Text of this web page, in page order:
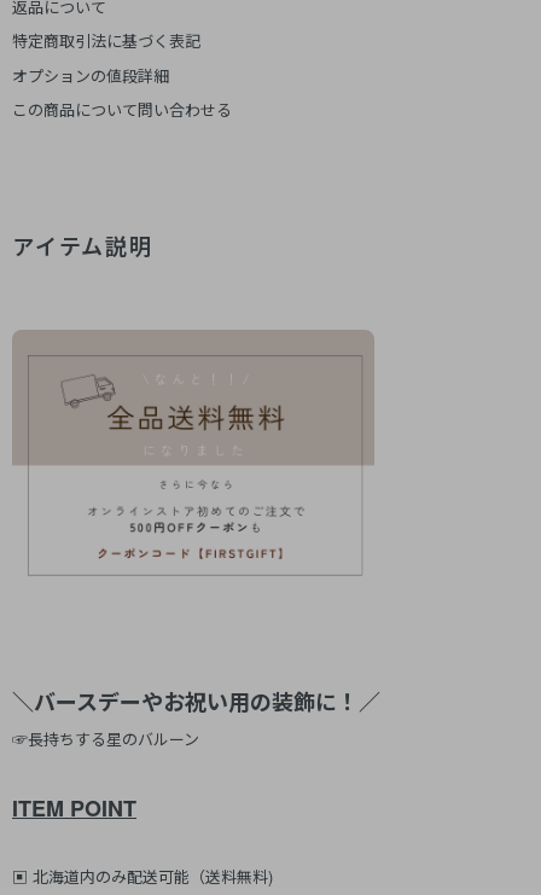
返品について
特定商取引法に基づく表記
オプションの値段詳細
この商品について問い合わせる
アイテム説明
＼バースデーやお祝い用の装飾に！／
☞長持ちする星のバルーン
ITEM POINT
▣ 北海道内のみ配送可能（送料無料)